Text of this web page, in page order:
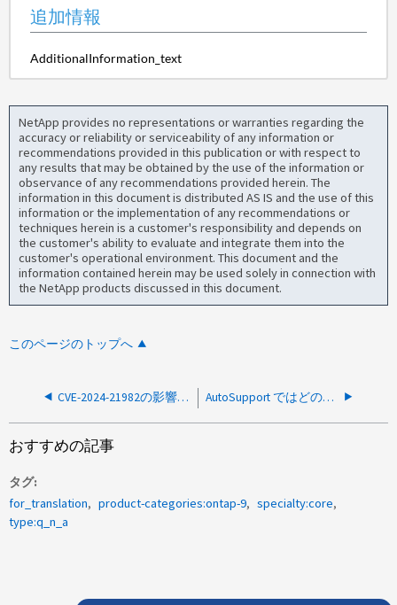
追加情報
AdditionalInformation_text
NetApp provides no representations or warranties regarding the
accuracy or reliability or serviceability of any information or
recommendations provided in this publication or with respect to
any results that may be obtained by the use of the information or
observance of any recommendations provided herein. The
information in this document is distributed AS IS and the use of this
information or the implementation of any recommendations or
techniques herein is a customer's responsibility and depends on
the customer's ability to evaluate and integrate them into the
customer's operational environment. This document and the
information contained herein may be used solely in connection with
the NetApp products discussed in this document.
このページのトップへ
CVE-2024-21982の影響を受けるONTAPのコマンドはどれですか？ AutoSupport ではどのような SMTP 認証方法がサポートされていますか?
おすすめの記事
タグ
for_translation
product-categories:ontap-9
specialty:core
type:q_n_a